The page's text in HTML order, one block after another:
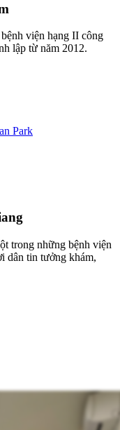
viện hạng II công
lập từ năm 2012.
Park
trong những bệnh viện
dân tin tưởng khám,